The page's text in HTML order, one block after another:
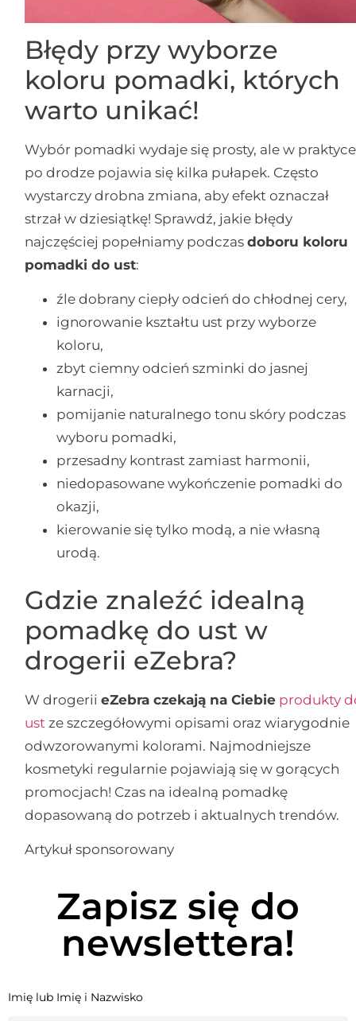
Błędy przy wyborze
koloru pomadki, których
warto unikać!
Wybór pomadki wydaje się prosty, ale w praktyce
po drodze pojawia się kilka pułapek. Często
wystarczy drobna zmiana, aby efekt oznaczał
strzał w dziesiątkę! Sprawdź, jakie błędy
najczęściej popełniamy podczasdoboru koloru
pomadki do ust:
źle dobrany ciepły odcień do chłodnej cery,
ignorowanie kształtu ust przy wyborze
koloru,
zbyt ciemny odcień szminki do jasnej
karnacji,
pomijanie naturalnego tonu skóry podczas
wyboru pomadki,
przesadny kontrast zamiast harmonii,
niedopasowane wykończenie pomadki do
okazji,
kierowanie się tylko modą, a nie własną
urodą.
Gdzie znaleźć idealną
pomadkę do ust w
drogerii eZebra?
W drogeriieZebra czekają na Ciebie produkty
ust ze szczegółowymi opisami oraz wiarygodnie
odwzorowanymi kolorami. Najmodniejsze
kosmetyki regularnie pojawiają się w gorących
promocjach! Czas na idealną pomadkę
dopasowaną do potrzeb i aktualnych trendów.
Artykuł sponsorowany
Zapisz się do
newslettera!
Imię lub Imię i Nazwisko